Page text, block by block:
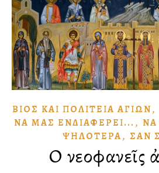
ΒΊΟΣ ΚΑῚ ΠΟΛΙΤΕΊΑ ἉΓΊΩΝ,
ΝᾺ ΜΑ͂Σ ἘΝΔΙΑΦΈΡΕΙ... , ΝᾺ
ΨΗΛΌΤΕΡΑ, ΣᾺΝ
Οἱ νεοφανεῖς